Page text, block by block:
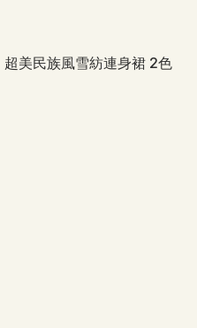
超美民族風雪紡連身裙 2色